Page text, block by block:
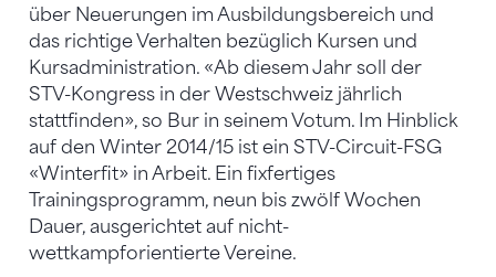
über Neuerungen im Ausbildungsbereich und
das richtige Verhalten bezüglich Kursen und
Kursadministration. «Ab diesem Jahr soll der
STV-Kongress in der Westschweiz jährlich
stattfinden», so Bur in seinem Votum. Im Hinblick
auf den Winter 2014/15 ist ein STV-Circuit-FSG
«Winterfit» in Arbeit. Ein fixfertiges
Trainingsprogramm, neun bis zwölf Wochen
Dauer, ausgerichtet auf nicht-
wettkampforientierte Vereine.